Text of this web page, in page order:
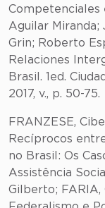
Competenciales
Aguilar Miranda;
Grin; Roberto
Relaciones
Brasil. 1ed.
2017, v., p. 50-75.
FRANZESE,
Recíprocos
no Brasil: Os
Assistência
Gilberto; FARIA,